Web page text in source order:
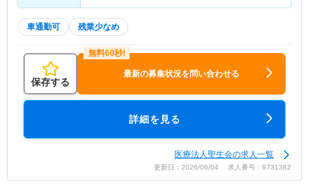
車通勤可 残業少なめ
保存する
最新の募集状況を問い合わせる
詳細を見る
医療法人聖生会の求人一覧
更新日：2026/06/04 求人番号：9731382